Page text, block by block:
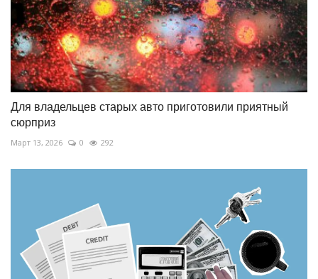
Для владельцев старых авто приготовили приятный
сюрприз
Март 13, 2026 0 292